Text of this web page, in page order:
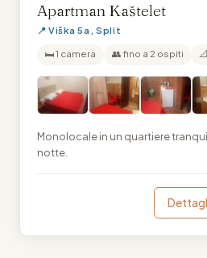
Apartman Kaštelet
📍 Viška 5a, Split
🛏 1 camera 👥 fino a 2 ospiti
Monolocale in un quartiere
notte.